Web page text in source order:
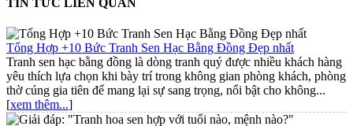
Tổng Hợp +10 Bức Tranh Sen Hạc Bằng Đồng Đẹp nhất
Tranh sen hạc bằng đồng là dòng tranh quý được nhiều khách hàng
yêu thích lựa chọn khi bày trí trong không gian phòng khách, phòng
thờ cúng gia tiên để mang lại sự sang trọng, nổi bật cho không...
[xem thêm...]